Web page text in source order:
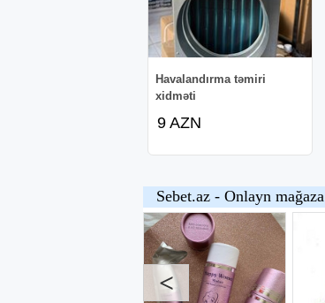
Havalandırma təmiri
xidməti
9 AZN